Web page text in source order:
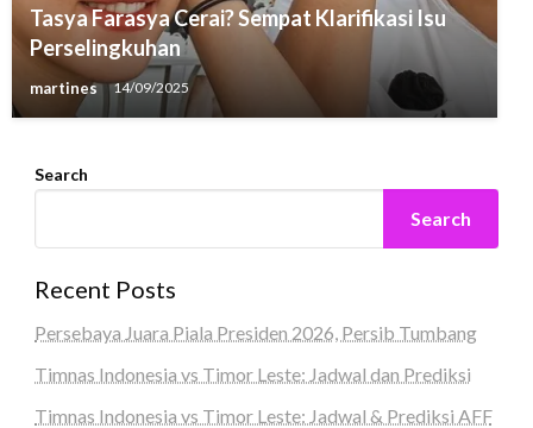
Tasya Farasya Cerai? Sempat Klarifikasi Isu
Perselingkuhan
martines 14/09/2025
Search
Search
Recent Posts
Persebaya Juara Piala Presiden 2026, Persib Tumbang
Timnas Indonesia vs Timor Leste: Jadwal dan Prediksi
Timnas Indonesia vs Timor Leste: Jadwal & Prediksi AFF